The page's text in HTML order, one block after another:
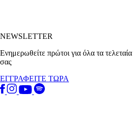
NEWSLETTER
Ενημερωθείτε πρώτοι για όλα τα
σας
ΕΓΓΡΑΦΕΙΤΕ ΤΩΡΑ